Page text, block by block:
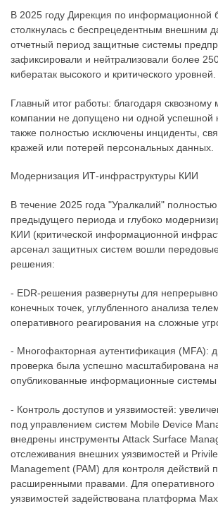
В 2025 году Дирекция по информационной
столкнулась с беспрецедентным внешним
отчетный период защитные системы
зафиксировали и нейтрализовали более
кибератак высокого и критического уровней.
Главный итог работы: благодаря сквозному
компании не допущено ни одной успешной
также полностью исключены инциденты,
кражей или потерей персональных данных.
Модернизация ИТ-инфраструктуры КИИ
В течение 2025 года "Уралкалий"
предыдущего периода и глубоко
КИИ (критической информационной
арсенал защитных систем вошли передовые
решения:
- EDR-решения развернуты для
конечных точек, углубленного анализа
оперативного реагирования на сложные
- Многофакторная аутентификация (MFA):
проверка была успешно масштабирована
опубликованные информационные
- Контроль доступов и уязвимостей:
под управлением систем Mobile Device
внедрены инструменты Attack Surface
отслеживания внешних уязвимостей и
Management (PAM) для контроля действий
расширенными правами. Для
уязвимостей задействована платформа